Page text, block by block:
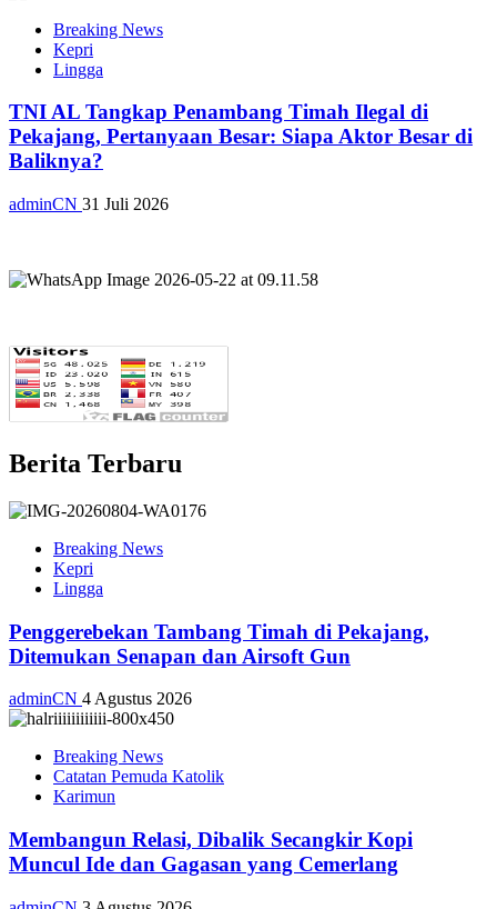
Breaking News
Kepri
Lingga
TNI AL Tangkap Penambang Timah Ilegal di
Pekajang, Pertanyaan Besar: Siapa Aktor Besar di
Baliknya?
adminCN 31 Juli 2026
Berita Terbaru
Breaking News
Kepri
Lingga
Penggerebekan Tambang Timah di Pekajang,
Ditemukan Senapan dan Airsoft Gun
adminCN 4 Agustus 2026
Breaking News
Catatan Pemuda Katolik
Karimun
Membangun Relasi, Dibalik Secangkir Kopi
Muncul Ide dan Gagasan yang Cemerlang